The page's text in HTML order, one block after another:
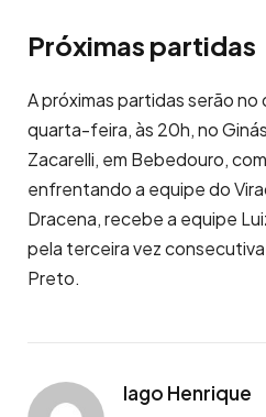
Próximas partidas
A próximas partidas serão no
quarta-feira, às 20h, no
Zacarelli, em Bebedouro,
enfrentando a equipe do
Dracena, recebe a equipe
pela terceira vez
Preto.
Iago Henrique